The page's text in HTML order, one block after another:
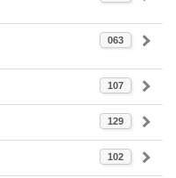
063
107
129
102